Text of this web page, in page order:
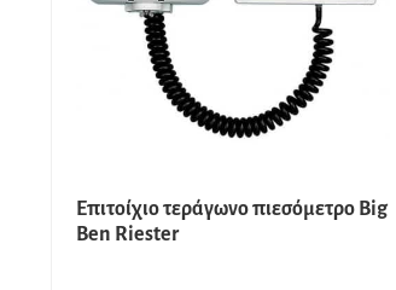
Επιτοίχιο τεράγωνο πιεσόμετρο Big
Ben Riester